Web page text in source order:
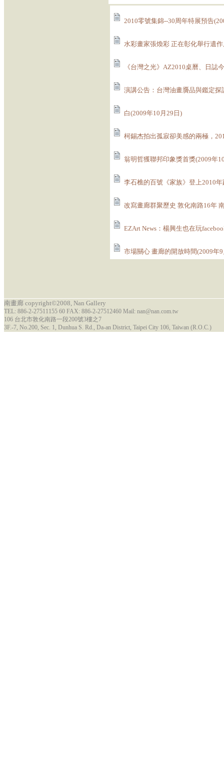
2010零號集錦--30周年特展預告
水彩畫家張煥彩 正在彰化舉行遺
《台灣之光》AZ2010桌曆、日誌
演講公告：台灣油畫贗品與鑑定探
白(2009年10月29日)
柯錫杰拍出孤寂卻美感的兩極，
翁明哲獲聯邦印象獎首獎(2009年
李石樵的百號《家族》登上2010
改寫畫廊群聚歷史 敦化南路16年
EZArt News：楊興生也在玩
市場關心 畫廊的開放時間(2009年
南畫廊 copyright©2008, Nan Gallery
TEL: 886-2-27511155 60 FAX: 886-2-27512460 Mail: nan@nan.com.tw
106 台北市敦化南路一段200號3樓之7
3F.-7, No.200, Sec. 1, Dunhua S. Rd., Da-an District, Taipei City 106, Taiwan (R.O.C.)